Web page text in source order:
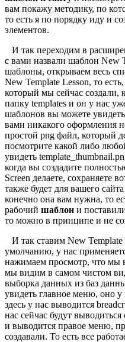
вам покажу методику, по
то есть я по порядку иду и
элементов.
И так переходим в
с вами назвали шаблон New
шаблоны, открываем весь
New Template Lesson, то
который мы сейчас создали,
папку templates и он у нас
шаблонов вы можете
вами никакого оформления
простой png файл, который
посмотрите какой либо
увидеть
когда вы создадите
Screen делаете, сохраняете
также будет для вашего
конечно она вам нужна, то
рабочий шаблон и
то можно в принципе и не
И так ставим New
умолчанию, у нас
нажимаем просмотр, что мы
мы видим в самом чистом
выборка данных из баз
увидеть главное меню, оно
здесь у нас выводится
нас сейчас будут
и выводится правое меню,
создавали. То есть все